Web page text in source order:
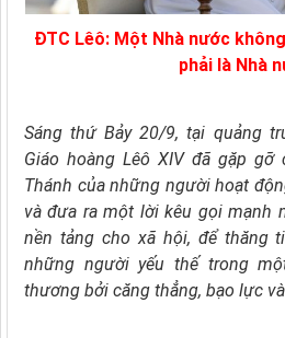
ĐTC Lêô: Một Nhà nước
phải là Nhà
Sáng thứ Bảy 20/9, tại quảng
Giáo hoàng Lêô XIV đã gặp
Thánh của những người hoạt
và đưa ra một lời kêu gọi mạnh
nền tảng cho xã hội, để thăng
những người yếu thế trong
thương bởi căng thẳng, bạo lực